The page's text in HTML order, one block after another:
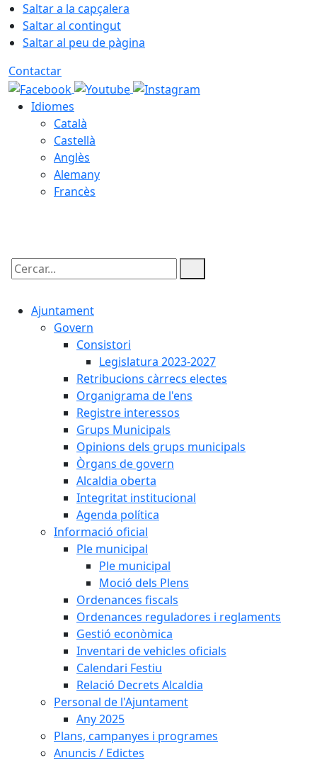
Saltar a la capçalera
Saltar al contingut
Saltar al peu de pàgina
Contactar
Idiomes
Català
Castellà
Anglès
Alemany
Francès
Cercar:
Ajuntament
Govern
Consistori
Legislatura 2023-2027
Retribucions càrrecs electes
Organigrama de l'ens
Registre interessos
Grups Municipals
Opinions dels grups municipals
Òrgans de govern
Alcaldia oberta
Integritat institucional
Agenda política
Informació oficial
Ple municipal
Ple municipal
Moció dels Plens
Ordenances fiscals
Ordenances reguladores i reglaments
Gestió econòmica
Inventari de vehicles oficials
Calendari Festiu
Relació Decrets Alcaldia
Personal de l'Ajuntament
Any 2025
Plans, campanyes i programes
Anuncis / Edictes